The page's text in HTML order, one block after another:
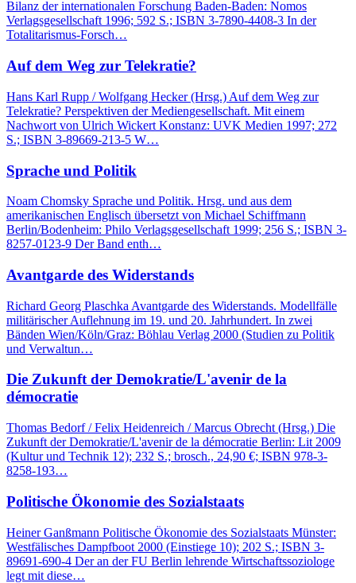
Bilanz der internationalen Forschung Baden-Baden: Nomos
Verlagsgesellschaft 1996; 592 S.; ISBN 3-7890-4408-3 In der
Totalitarismus-Forsch…
Auf dem Weg zur Telekratie?
Hans Karl Rupp / Wolfgang Hecker (Hrsg.) Auf dem Weg zur
Telekratie? Perspektiven der Mediengesellschaft. Mit einem
Nachwort von Ulrich Wickert Konstanz: UVK Medien 1997; 272
S.; ISBN 3-89669-213-5 W…
Sprache und Politik
Noam Chomsky Sprache und Politik. Hrsg. und aus dem
amerikanischen Englisch übersetzt von Michael Schiffmann
Berlin/Bodenheim: Philo Verlagsgesellschaft 1999; 256 S.; ISBN 3-
8257-0123-9 Der Band enth…
Avantgarde des Widerstands
Richard Georg Plaschka Avantgarde des Widerstands. Modellfälle
militärischer Auflehnung im 19. und 20. Jahrhundert. In zwei
Bänden Wien/Köln/Graz: Böhlau Verlag 2000 (Studien zu Politik
und Verwaltun…
Die Zukunft der Demokratie/L'avenir de la
démocratie
Thomas Bedorf / Felix Heidenreich / Marcus Obrecht (Hrsg.) Die
Zukunft der Demokratie/L'avenir de la démocratie Berlin: Lit 2009
(Kultur und Technik 12); 232 S.; brosch., 24,90 €; ISBN 978-3-
8258-193…
Politische Ökonomie des Sozialstaats
Heiner Ganßmann Politische Ökonomie des Sozialstaats Münster:
Westfälisches Dampfboot 2000 (Einstiege 10); 202 S.; ISBN 3-
89691-690-4 Der an der FU Berlin lehrende Wirtschaftssoziologe
legt mit diese…